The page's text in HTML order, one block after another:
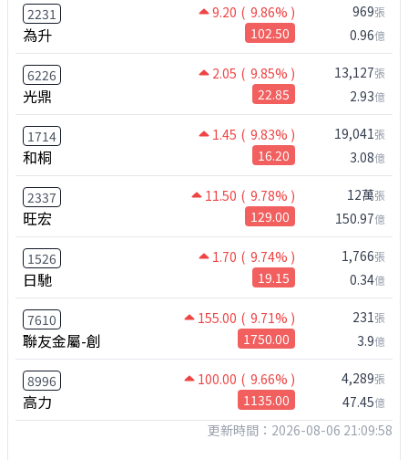
2231 9.20 ( 9.86% )
為升 102.50
969張
0.96億
6226 2.05 ( 9.85% )
光鼎 22.85
13,127張
2.93億
1714 1.45 ( 9.83% )
和桐 16.20
19,041張
3.08億
2337 11.50 ( 9.78% )
旺宏 129.00
12萬張
150.97億
1526 1.70 ( 9.74% )
日馳 19.15
1,766張
0.34億
7610 155.00 ( 9.71% )
聯友金屬-創 1750.00
231張
3.9億
8996 100.00 ( 9.66% )
高力 1135.00
4,289張
47.45億
更新時間：2026-08-06 21:09:58